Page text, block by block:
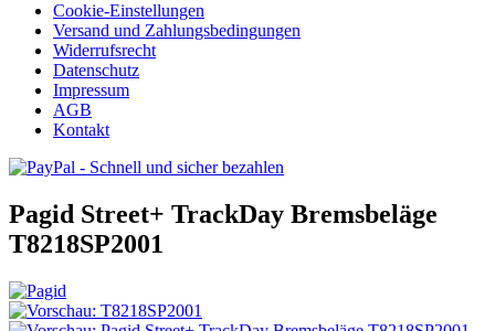
Cookie-Einstellungen
Versand und Zahlungsbedingungen
Widerrufsrecht
Datenschutz
Impressum
AGB
Kontakt
Pagid Street+ TrackDay Bremsbeläge
T8218SP2001